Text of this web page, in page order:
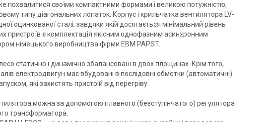
похвалитися своїми компактними формами і великою потужністю,
типу діагональних лопаток. Корпус і крильчатка вентилятора LV-
оцинкованої сталі, завдяки якій досягається мінімальний рівень
є комплектація якісним однофазним асинхронним
німецького виробництва фірми EBM PAPST.
статично і динамічно збалансовані в двох площинах. Крім того,
електродвигун має вбудовані в послідовні обмотки (автоматичні)
які захистять пристрій від перегріву.
можна за допомогою плавного (безступінчатого) регулятора
трансформатора.